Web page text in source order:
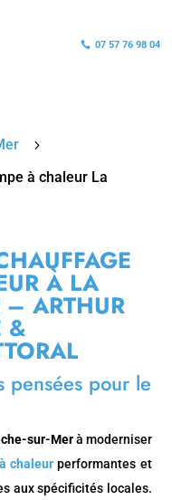
 07 57 76 98 04
5
à chaleur La
À LA
– ARTHUR
&
pensées pour le
sur-Merà moderniser
chaleurperformantes et
aux spécificités locales.